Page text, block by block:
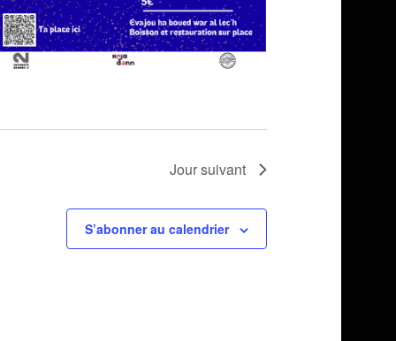
Jour suivant
S’abonner au calendrier